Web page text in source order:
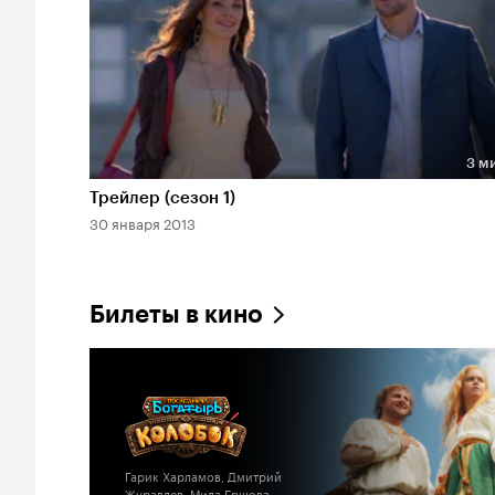
Длительность 3 мин
3
Трейлер (сезон 1)
30 января 2013
Билеты в кино
Гарик Харламов, Дмитрий